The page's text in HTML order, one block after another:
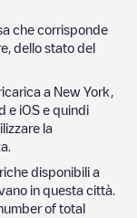
che corrisponde
dello stato del
a New York
e iOS e quindi
la
disponibili a
in questa città.
of total